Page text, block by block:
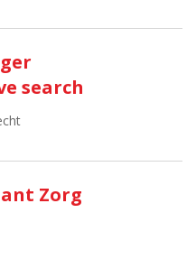
search
Zorg